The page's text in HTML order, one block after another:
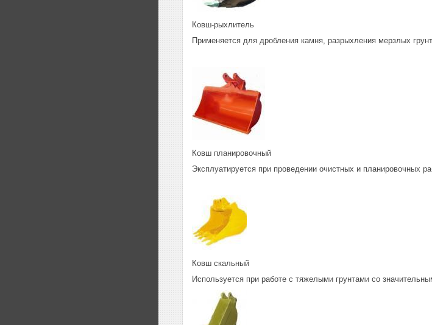
Ковш-рыхлитель
Применяется для дробления камня, разрыхления мерзлых
Ковш планировочный
Эксплуатируется при проведении очистных и планировочных
Ковш скальный
Используется при работе с тяжелыми грунтами со